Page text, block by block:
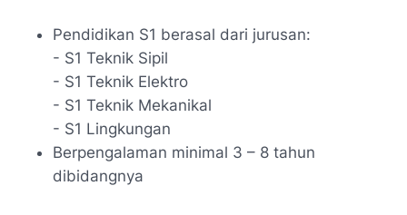
Pendidikan S1 berasal dari jurusan:
- S1 Teknik Sipil
- S1 Teknik Elektro
- S1 Teknik Mekanikal
- S1 Lingkungan
Berpengalaman minimal 3 – 8 tahun
dibidangnya